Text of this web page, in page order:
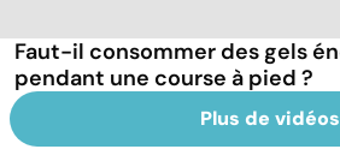
Faut-il consommer des gels
pendant une course à pied ?
Plus de vidéos